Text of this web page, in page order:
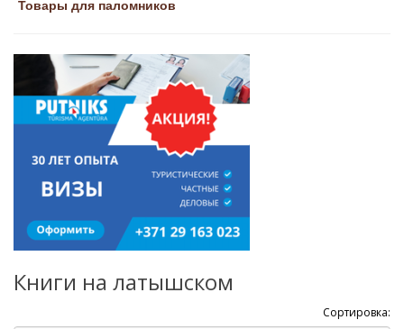
Товары для паломников
Книги на латышском
Сортировка: